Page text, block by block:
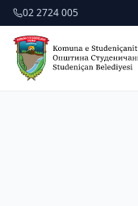
02 2724 005